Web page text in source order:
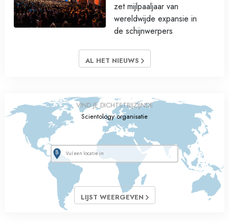
zet mijlpaaljaar van
wereldwijde expansie in
de schijnwerpers
AL HET NIEUWS
VIND JE DICHTSTBIJZIJNDE
Scientology organisatie
LIJST WEERGEVEN